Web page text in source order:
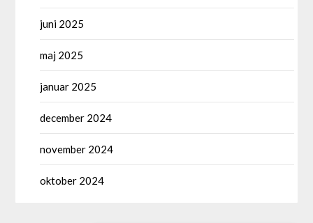
juni 2025
maj 2025
januar 2025
december 2024
november 2024
oktober 2024